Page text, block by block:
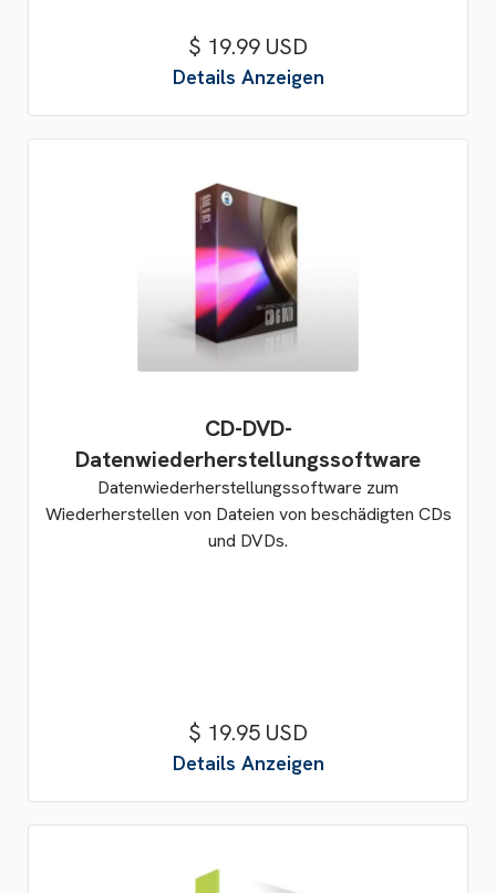
$ 19.99 USD
Details Anzeigen
CD-DVD-
Datenwiederherstellungssoftware
Datenwiederherstellungssoftware zum
Wiederherstellen von Dateien von beschädigten CDs
und DVDs.
$ 19.95 USD
Details Anzeigen